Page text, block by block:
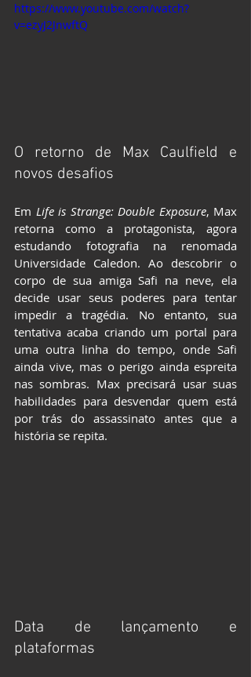
https://www.youtube.com/watch?
v=ezyJ2JnwftQ
O retorno de Max Caulfield e
novos desafios
Em Life is Strange: Double Exposure, Max
retorna como a protagonista, agora
estudando fotografia na renomada
Universidade Caledon. Ao descobrir o
corpo de sua amiga Safi na neve, ela
decide usar seus poderes para tentar
impedir a tragédia. No entanto, sua
tentativa acaba criando um portal para
uma outra linha do tempo, onde Safi
ainda vive, mas o perigo ainda espreita
nas sombras. Max precisará usar suas
habilidades para desvendar quem está
por trás do assassinato antes que a
história se repita.
Data de lançamento e
plataformas